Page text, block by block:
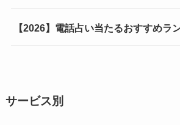
【2026】電話占い当たるおすすめラ
サービス別